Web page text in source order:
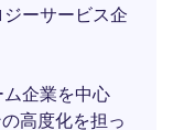
ーサービス企
企業を中心
高度化を担っ